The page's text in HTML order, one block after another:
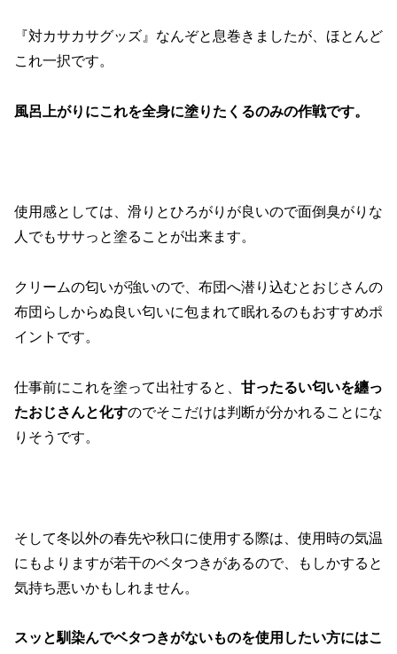
『対カサカサグッズ』なんぞと息巻きましたが、ほとんど
これ一択です。
風呂上がりにこれを全身に塗りたくるのみの作戦です。
使用感としては、滑りとひろがりが良いので面倒臭がりな
人でもササっと塗ることが出来ます。
クリームの匂いが強いので、布団へ潜り込むとおじさんの
布団らしからぬ良い匂いに包まれて眠れるのもおすすめポ
イントです。
仕事前にこれを塗って出社すると、 甘ったるい匂いを纏っ
たおじさんと化すのでそこだけは判断が分かれることにな
りそうです。
そして冬以外の春先や秋口に使用する際は、使用時の気温
にもよりますが若干のベタつきがあるので、もしかすると
気持ち悪いかもしれません。
スッと馴染んでベタつきがないものを使用したい方にはこ